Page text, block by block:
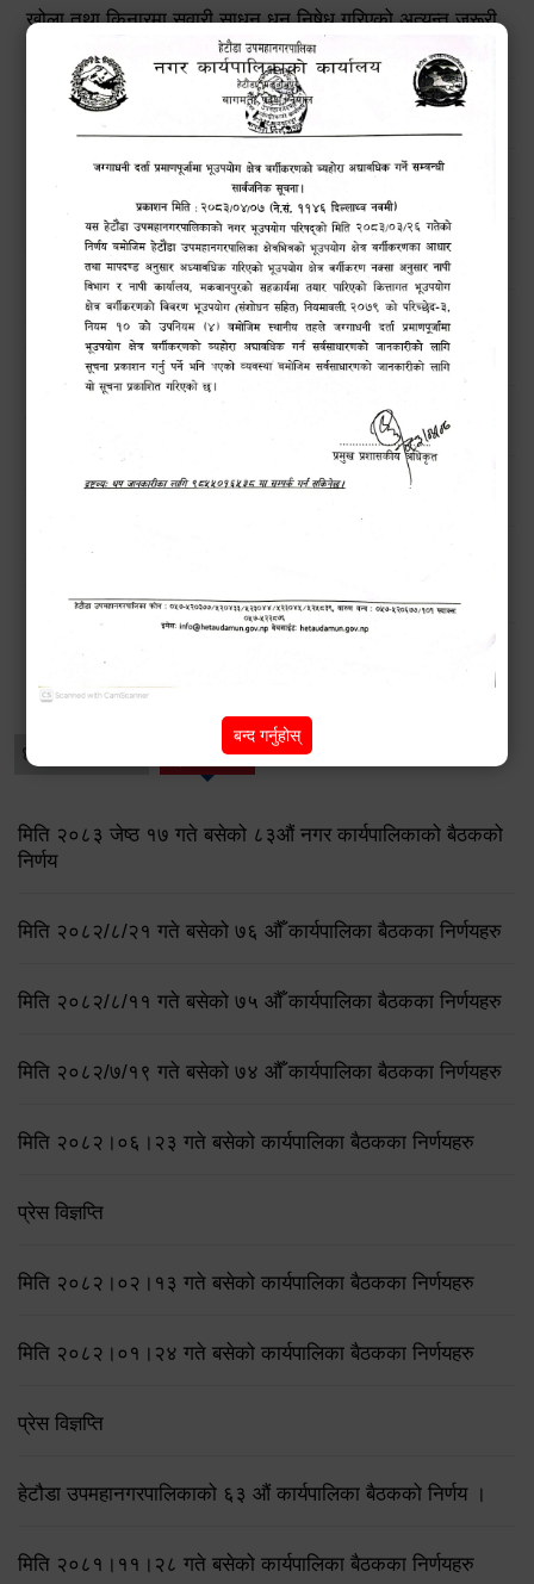
खोला तथा किनारमा सवारी साधन धुन निषेध गरिएको अत्यन्त जरूरी
हेटौंडा उपमहानगरपालिकाको विपद् व्यवस्थापनरणनीतिक कार्ययोजना
उच्च सतर्कताको लागि अनुरोध
मनसुनजन्य विपद्‍बाट सतर्कता अपनाउने सम्बन्धी जरुरी सूचना !!
बिन प्रयोगकर्ताहरुको लागि तालिम कार्यक्रम सम्बन्धी सार्वजनिक
सूचना !!
नगरबासीहरुमा बाढी पहिरो सम्बन्धी सूचना।।
विशेष विवरणहरु
धार्मिक/पर्यटन प्रेस नोट
मिति २०८३ जेष्ठ १७ गते बसेको ८३औं नगर कार्यपालिकाको बैठकको
निर्णय
मिति २०८२/८/२१ गते बसेको ७६ औँ कार्यपालिका बैठकका निर्णयहरु
मिति २०८२/८/११ गते बसेको ७५ औँ कार्यपालिका बैठकका निर्णयहरु
मिति २०८२/७/१९ गते बसेको ७४ औँ कार्यपालिका बैठकका निर्णयहरु
मिति २०८२।०६।२३ गते बसेको कार्यपालिका बैठकका निर्णयहरु
प्रेस विज्ञप्ति
मिति २०८२।०२।१३ गते बसेको कार्यपालिका बैठकका निर्णयहरु
मिति २०८२।०१।२४ गते बसेको कार्यपालिका बैठकका निर्णयहरु
प्रेस विज्ञप्ति
हेटौडा उपमहानगरपालिकाको ६३ औं कार्यपालिका बैठकको निर्णय ।
मिति २०८१।११।२८ गते बसेको कार्यपालिका बैठकका निर्णयहरु
बन्द गर्नुहोस्